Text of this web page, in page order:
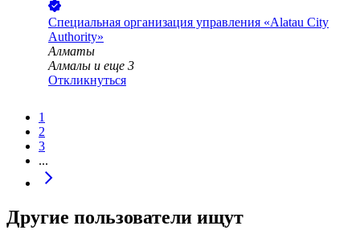
Специальная организация управления «Alatau City
Authority»
Алматы
Алмалы и еще 3
Откликнуться
1
2
3
...
Другие пользователи ищут